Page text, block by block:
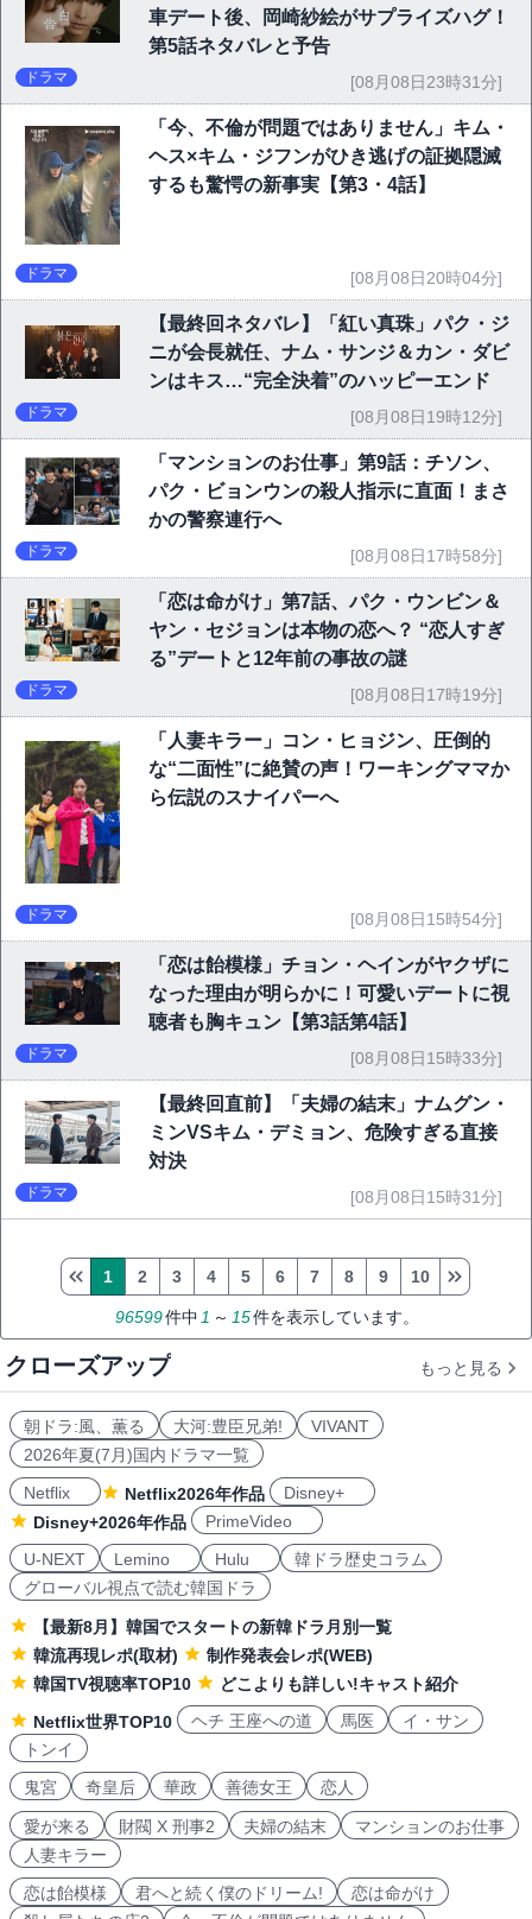
車デート後、岡崎紗絵がサプライズハグ！
第5話ネタバレと予告
ドラマ [08月08日23時31分]
「今、不倫が問題ではありません」キム・
ヘス×キム・ジフンがひき逃げの証拠隠滅
するも驚愕の新事実【第3・4話】
ドラマ [08月08日20時04分]
【最終回ネタバレ】「紅い真珠」パク・ジ
ニが会長就任、ナム・サンジ＆カン・ダビ
ンはキス…“完全決着”のハッピーエンド
ドラマ [08月08日19時12分]
「マンションのお仕事」第9話：チソン、
パク・ビョンウンの殺人指示に直面！まさ
かの警察連行へ
ドラマ [08月08日17時58分]
「恋は命がけ」第7話、パク・ウンビン＆
ヤン・セジョンは本物の恋へ？ “恋人すぎ
る”デートと12年前の事故の謎
ドラマ [08月08日17時19分]
「人妻キラー」コン・ヒョジン、圧倒的
な“二面性”に絶賛の声！ワーキングママか
ら伝説のスナイパーへ
ドラマ [08月08日15時54分]
「恋は飴模様」チョン・ヘインがヤクザに
なった理由が明らかに！可愛いデートに視
聴者も胸キュン【第3話第4話】
ドラマ [08月08日15時33分]
【最終回直前】「夫婦の結末」ナムグン・
ミンVSキム・デミョン、危険すぎる直接
対決
ドラマ [08月08日15時31分]
96599件中 1 ～ 15件を表示しています。
1 2 3 4 5 6 7 8 9 10
クローズアップ もっと見る
朝ドラ:風、薫る 大河:豊臣兄弟!
VIVANT
2026年夏(7月)国内ドラマ一覧
Netflix
Netflix2026年作品
Disney+
Disney+2026年作品
PrimeVideo
U-NEXT
Lemino Hulu
韓ドラ歴史コラム
グローバル視点で読む韓国ドラ
【最新8月】韓国でスタートの新韓ドラ月別一覧
韓流再現レポ(取材)
制作発表会レポ(WEB)
韓国TV視聴率TOP10
どこよりも詳しい!キャスト紹介
Netflix世界TOP10
ヘチ 王座への道 馬医
イ・サン
トンイ
鬼宮
奇皇后 華政 善徳女王 恋人
愛が来る 財閥 X 刑事2 夫婦の結末
マンションのお仕事
人妻キラー
恋は飴模様
君へと続く僕のドリーム!
恋は命がけ